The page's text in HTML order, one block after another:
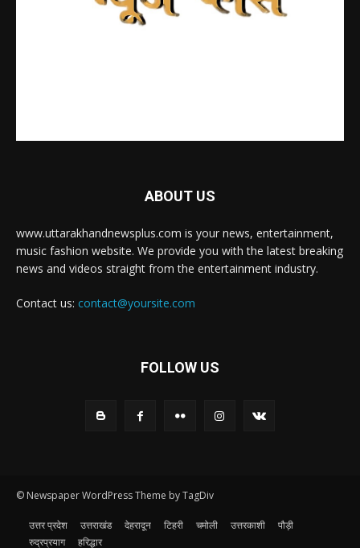
ABOUT US
www.uttarakhandnewsplus.com is your news, entertainment,
music fashion website. We provide you with the latest breaking
news and videos straight from the entertainment industry.
Contact us: contact@yoursite.com
FOLLOW US
© Newspaper WordPress Theme by TagDiv
उत्तर प्रदेश उत्तराखंड देहरादून टिहरी चमोली उत्तरकाशी
पौड़ी
रुद्रप्रयाग
हरिद्धार